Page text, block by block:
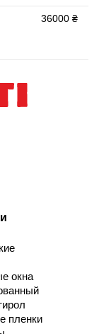
36000 ₴
окна
пленки